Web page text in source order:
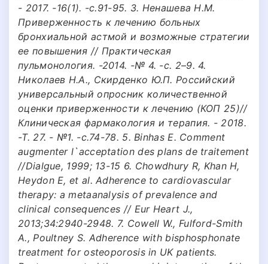
- 2017. -16(1). -с.91-95. 3. Ненашева Н.М.
Приверженность к лечению больных
бронхиальной астмой и возможные стратегии
ее повышения // Практическая
пульмонология. -2014. -№ 4. -с. 2–9. 4.
Николаев Н.А., Скирденко Ю.П. Российский
универсальный опросник количественной
оценки приверженности к лечению (КОП 25)//
Клиническая фармакология и терапия. - 2018.
-Т. 27. - №1. -с.74-78. 5. Binhas E. Comment
augmenter l`acceptation des plans de traitement
//Dialgue, 1999; 13-15 6. Chowdhury R, Khan H,
Heydon E, et al. Adherence to cardiovascular
therapy: a metaanalysis of prevalence and
clinical consequences // Eur Heart J.,
2013;34:2940-2948. 7. Cowell W., Fulford-Smith
A., Poultney S. Adherence with bisphosphonate
treatment for osteoporosis in UK patients.